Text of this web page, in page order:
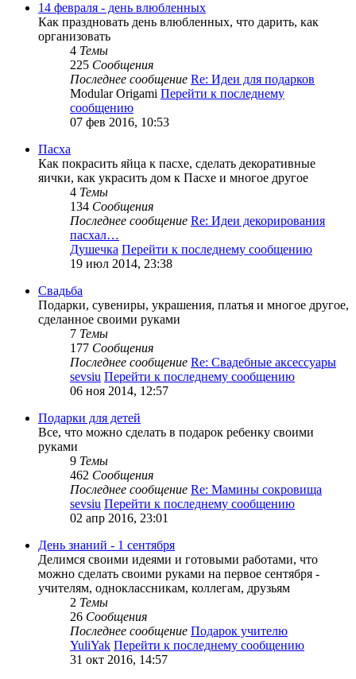
14 февраля - день влюбленных
Как праздновать день влюбленных, что дарить, как
организовать
4 Темы
225 Сообщения
Последнее сообщение Re: Идеи для подарков
Modular Origami Перейти к последнему
сообщению
07 фев 2016, 10:53
Пасха
Как покрасить яйца к пасхе, сделать декоративные
яички, как украсить дом к Пасхе и многое другое
4 Темы
134 Сообщения
Последнее сообщение Re: Идеи декорирования
пасхал…
Душечка Перейти к последнему сообщению
19 июл 2014, 23:38
Свадьба
Подарки, сувениры, украшения, платья и многое другое,
сделанное своими руками
7 Темы
177 Сообщения
Последнее сообщение Re: Свадебные аксессуары
sevsiu Перейти к последнему сообщению
06 ноя 2014, 12:57
Подарки для детей
Все, что можно сделать в подарок ребенку своими
руками
9 Темы
462 Сообщения
Последнее сообщение Re: Мамины сокровища
sevsiu Перейти к последнему сообщению
02 апр 2016, 23:01
День знаний - 1 сентября
Делимся своими идеями и готовыми работами, что
можно сделать своими руками на первое сентября -
учителям, одноклассникам, коллегам, друзьям
2 Темы
26 Сообщения
Последнее сообщение Подарок учителю
YuliYak Перейти к последнему сообщению
31 окт 2016, 14:57